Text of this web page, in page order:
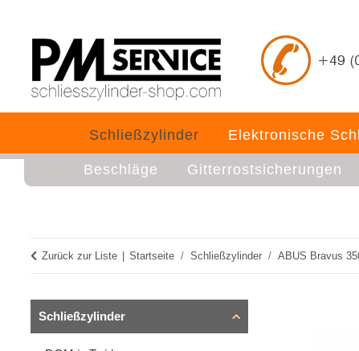
Schließzylinder Elektronische
Beschläge Gitterrostsicherungen
Zurück zur Liste Startseite Schließzylinder ABUS Bravus
Schließzylinder